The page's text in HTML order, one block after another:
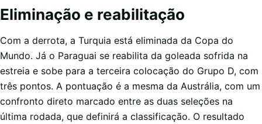
Eliminação e reabilitação
Com a derrota, a Turquia está eliminada da Copa do
Mundo. Já o Paraguai se reabilita da goleada sofrida na
estreia e sobe para a terceira colocação do Grupo D, com
três pontos. A pontuação é a mesma da Austrália, com um
confronto direto marcado entre as duas seleções na
última rodada, que definirá a classificação. O resultado